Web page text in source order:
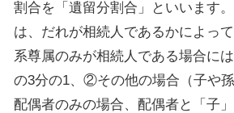
割合を「遺留分割合」といいます
は、だれが相続人であるかによっ
系尊属のみが相続人である場合に
の3分の1、②その他の場合（子や孫
配偶者のみの場合、配偶者と「子